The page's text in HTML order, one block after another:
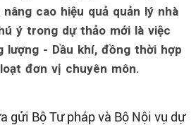
cao hiệu quả quản lý nhà
ý trong dự thảo mới là việc
lượng - Dầu khí, đồng thời hợp
đơn vị chuyên môn.
gửi Bộ Tư pháp và Bộ Nội vụ dự